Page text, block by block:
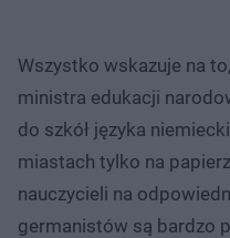
Wszystko wskazuje na
ministra edukacji
do szkół języka
miastach tylko na
nauczycieli na
germanistów są bardzo